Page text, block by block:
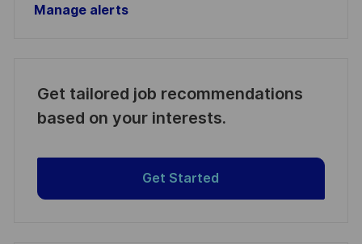
Manage alerts
Get tailored job recommendations
based on your interests.
Get Started